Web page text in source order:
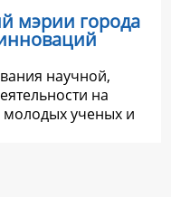
мэрии города
научной,
на
молодых ученых и